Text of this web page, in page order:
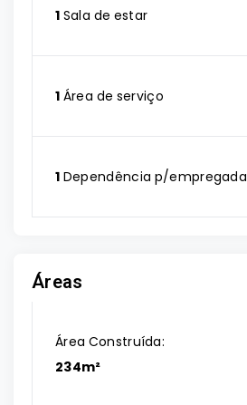
1 Sala de estar
1 Área de serviço
1 Dependência p/empregada
Áreas
Área Construída:
234m²